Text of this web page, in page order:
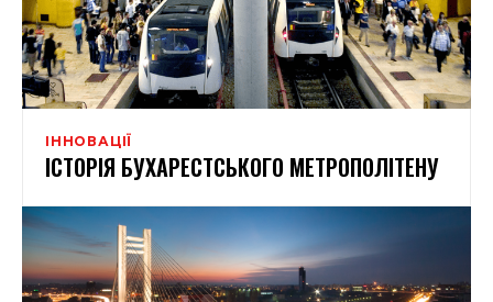
ІННОВАЦІЇ
ІСТОРІЯ БУХАРЕСТСЬКОГО МЕТРОПОЛІТЕНУ